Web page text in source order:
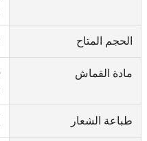
الحجم المتاح
مادة القماش
طباعة الشعار